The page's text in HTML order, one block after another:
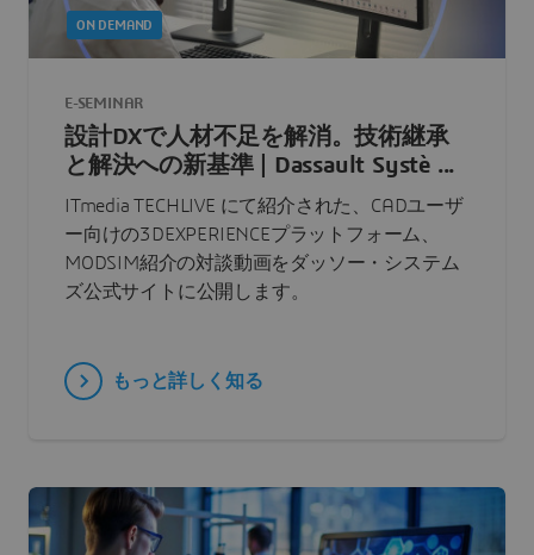
ON DEMAND
E-SEMINAR
設計DXで人材不足を解消。技術継承
と解決への新基準 | Dassault Systè ...
ITmedia TECHLIVE にて紹介された、CADユーザ
ー向けの3DEXPERIENCEプラットフォーム、
MODSIM紹介の対談動画をダッソー・システム
ズ公式サイトに公開します。
もっと詳しく知る